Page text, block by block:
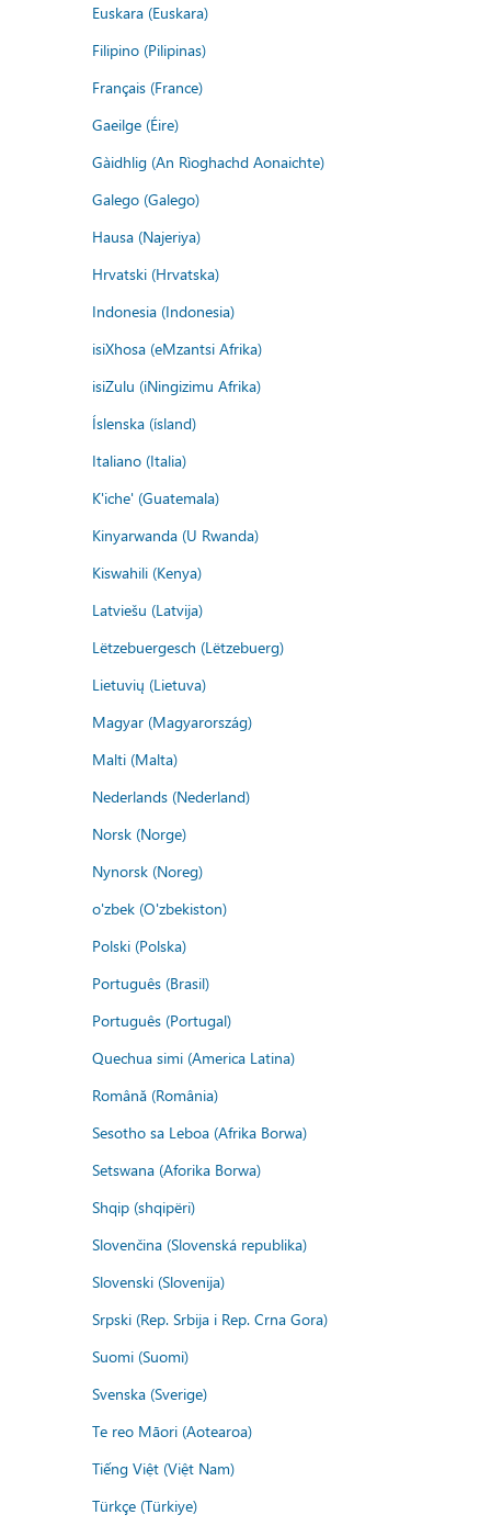
Euskara (Euskara)
Filipino (Pilipinas)
Français (France)
Gaeilge (Éire)
Gàidhlig (An Rìoghachd Aonaichte)
Galego (Galego)
Hausa (Najeriya)
Hrvatski (Hrvatska)
Indonesia (Indonesia)
isiXhosa (eMzantsi Afrika)
isiZulu (iNingizimu Afrika)
Íslenska (ísland)
Italiano (Italia)
K'iche' (Guatemala)
Kinyarwanda (U Rwanda)
Kiswahili (Kenya)
Latviešu (Latvija)
Lëtzebuergesch (Lëtzebuerg)
Lietuvių (Lietuva)
Magyar (Magyarország)
Malti (Malta)
Nederlands (Nederland)
Norsk (Norge)
Nynorsk (Noreg)
o'zbek (O'zbekiston)
Polski (Polska)
Português (Brasil)
Português (Portugal)
Quechua simi (America Latina)
Română (România)
Sesotho sa Leboa (Afrika Borwa)
Setswana (Aforika Borwa)
Shqip (shqipëri)
Slovenčina (Slovenská republika)
Slovenski (Slovenija)
Srpski (Rep. Srbija i Rep. Crna Gora)
Suomi (Suomi)
Svenska (Sverige)
Te reo Māori (Aotearoa)
Tiếng Việt (Việt Nam)
Türkçe (Türkiye)